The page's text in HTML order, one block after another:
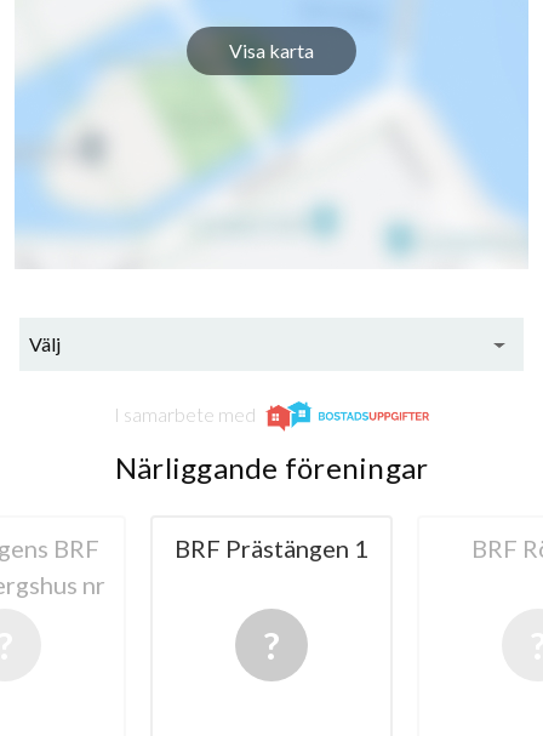
Visa karta
Välj
I samarbete med
Närliggande föreningar
1 BRF Rönnen BRF